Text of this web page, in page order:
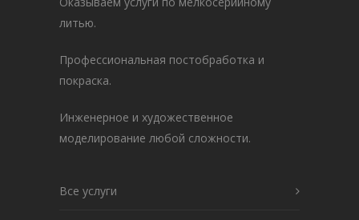
литью.
Профессиональная постобработка и
покраска.
Инженерное и художественное
моделирование любой сложности.
Все услуги